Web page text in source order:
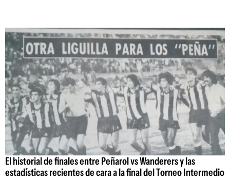
El historial de finales entre Peñarol vs Wanderers y las
estadísticas recientes de cara a la final del Torneo Intermedio